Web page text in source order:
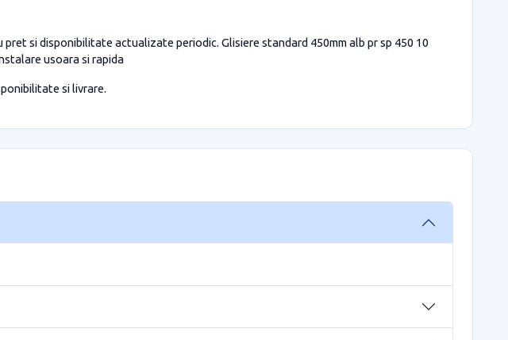
si disponibilitate actualizate periodic. Glisiere standard 450mm alb pr sp 450 10
usoara si rapida
si livrare.